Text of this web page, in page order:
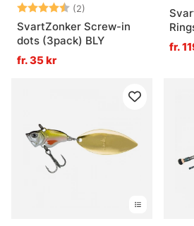
Betyg: (2)
4.5 utav 5 stjärnor
SvartZonker Screw-in
dots (3pack) BLY
fr. 35 kr
fr.